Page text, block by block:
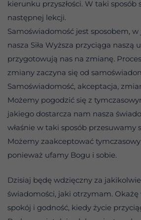
kierunku przyszłości. W taki sposób
następnej lekcji.
Samoświadomość jest sposobem,
nasza Siła Wyższa przyciąga naszą
przygotowują nas na zmianę.
zmiany zaczyna się od
Samoświadomość, akceptacja,
Możemy pogodzić się z
jakiego dostarcza nam nasza
właśnie w taki sposób przesuwamy
Możemy zaakceptować
ponieważ ufamy Bogu i sobie.
Dzisiaj będę wdzięczny za
świadomości, jaki otrzymam. Okażę
spokój i godność, kiedy życie